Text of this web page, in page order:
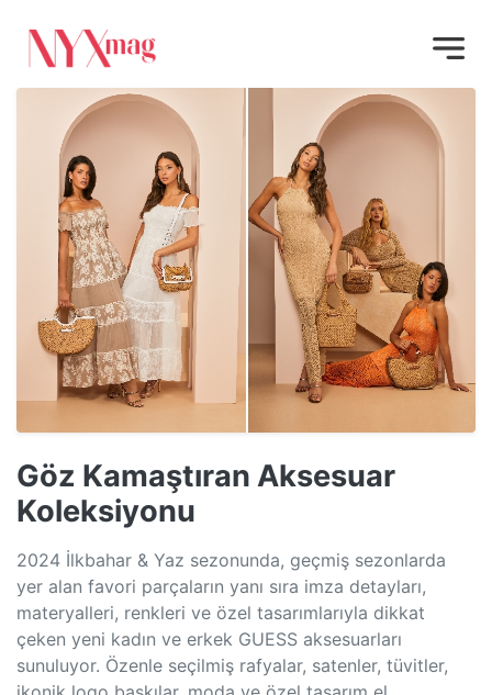
Göz Kamaştıran Aksesuar
Koleksiyonu
2024 İlkbahar & Yaz sezonunda, geçmiş sezonlarda
yer alan favori parçaların yanı sıra imza detayları,
materyalleri, renkleri ve özel tasarımlarıyla dikkat
çeken yeni kadın ve erkek GUESS aksesuarları
sunuluyor. Özenle seçilmiş rafyalar, satenler, tüvitler,